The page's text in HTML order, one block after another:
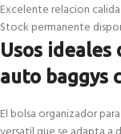
Excelente relacion
Stock permanente
Usos
auto baggys
El bolsa organizador